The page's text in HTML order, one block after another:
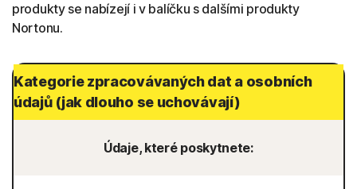
produkty se nabízejí i v balíčku s dalšími produkty
Nortonu.
Kategorie zpracovávaných dat a osobních
údajů (jak dlouho se uchovávají)
Údaje, které poskytnete: